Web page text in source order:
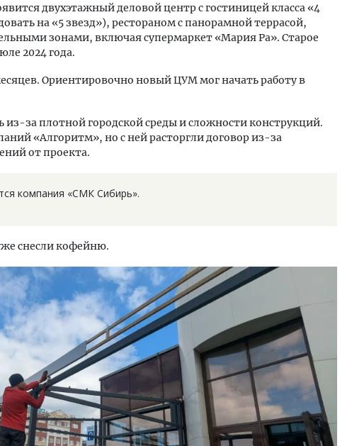
двухэтажный деловой центр с гостиницей класса «4
на «5 звезд»), рестораном с панорамной террасой,
зонами, включая супермаркет «Мария Ра». Старое
2024 года.
Ориентировочно новый ЦУМ мог начать работу в
из-за плотной городской среды и сложности конструкций.
«Алгоритм», но с ней расторгли договор из-за
от проекта.
компания «СМК Сибирь».
снесли кофейню.